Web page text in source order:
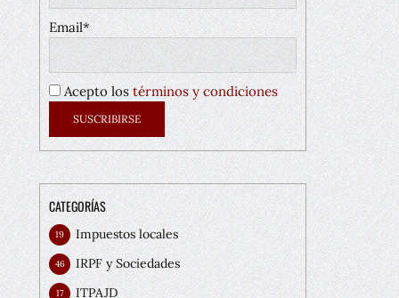
Email*
Acepto lostérminos y condiciones
CATEGORÍAS
Impuestos locales
19
IRPF y Sociedades
46
ITPAJD
17